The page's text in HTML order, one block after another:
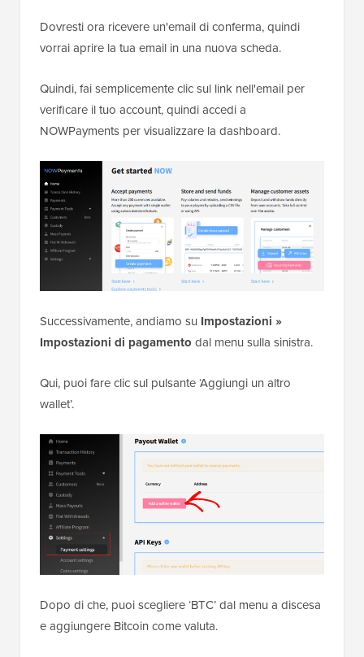
Dovresti ora ricevere un'email di conferma, quindi
vorrai aprire la tua email in una nuova scheda.
Quindi, fai semplicemente clic sul link nell'email per
verificare il tuo account, quindi accedi a
NOWPayments per visualizzare la dashboard.
Successivamente, andiamo su Impostazioni »
Impostazioni di pagamento dal menu sulla sinistra.
Qui, puoi fare clic sul pulsante ‘Aggiungi un altro
wallet’.
Dopo di che, puoi scegliere ‘BTC’ dal menu a discesa
e aggiungere Bitcoin come valuta.